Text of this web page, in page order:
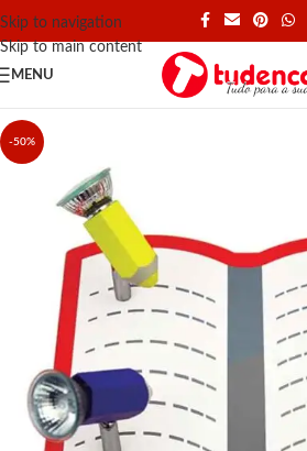
Skip to navigation
Skip to main content
MENU
-50%